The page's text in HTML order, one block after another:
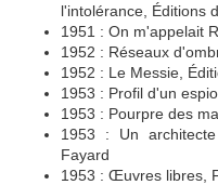
l'intolérance, Éditions
1951 : On m'appelait
1952 : Réseaux
1952 : Le Messie,
1953 : Profil d'un
1953 : Pourpre des
1953 : Un
Fayard
1953 : Œuvres libres,